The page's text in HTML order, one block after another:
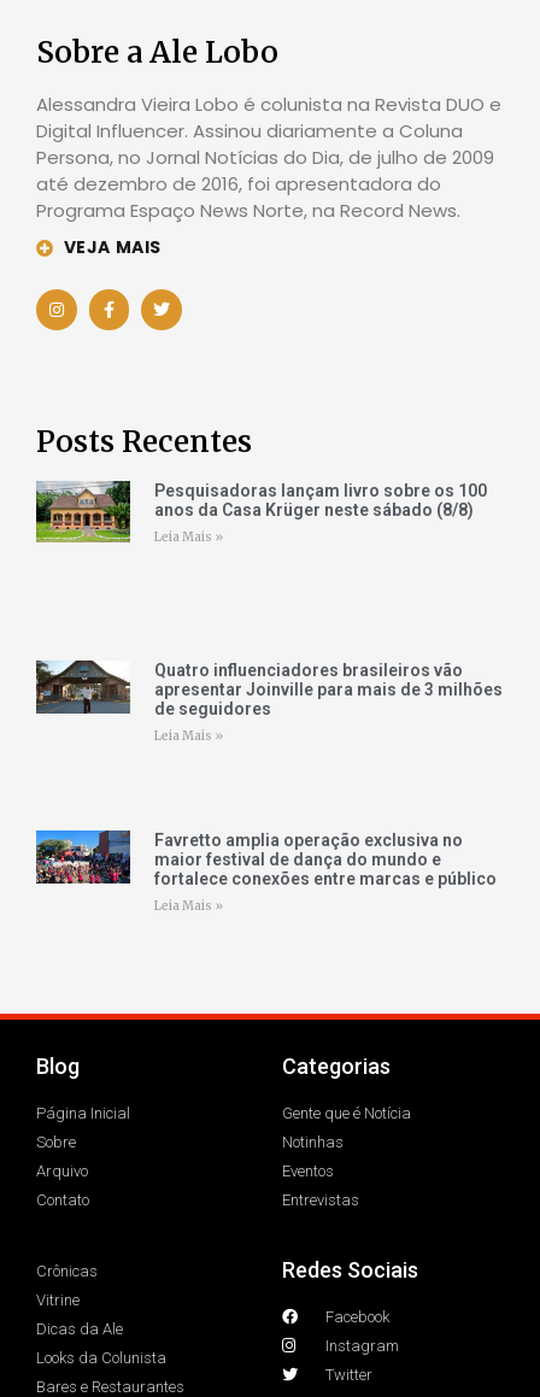
Sobre a Ale Lobo
Alessandra Vieira Lobo é colunista na Revista DUO e
Digital Influencer. Assinou diariamente a Coluna
Persona, no Jornal Notícias do Dia, de julho de 2009
até dezembro de 2016, foi apresentadora do
Programa Espaço News Norte, na Record News.
VEJA MAIS
Posts Recentes
Pesquisadoras lançam livro sobre os 100
anos da Casa Krüger neste sábado (8/8)
Leia Mais »
Quatro influenciadores brasileiros vão
apresentar Joinville para mais de 3 milhões
de seguidores
Leia Mais »
Favretto amplia operação exclusiva no
maior festival de dança do mundo e
fortalece conexões entre marcas e público
Leia Mais »
Blog
Página Inicial
Sobre
Arquivo
Contato
Categorias
Gente que é Notícia
Notinhas
Eventos
Entrevistas
Crônicas
Vitrine
Dicas da Ale
Looks da Colunista
Bares e Restaurantes
Redes Sociais
Facebook
Instagram
Twitter